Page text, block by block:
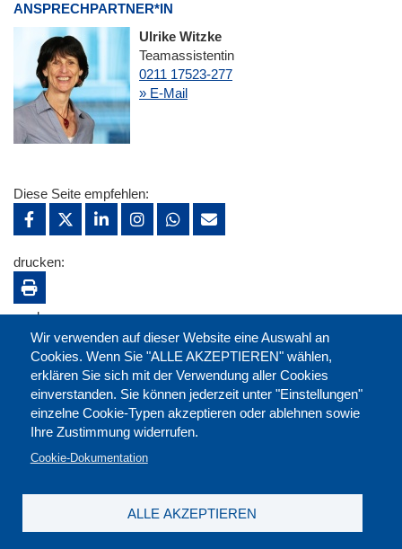
ANSPRECHPARTNER*IN
Ulrike Witzke
Teamassistentin
0211 17523-277
» E-Mail
Wir verwenden auf dieser Website eine Auswahl an
Cookies. Wenn Sie "ALLE AKZEPTIEREN" wählen,
erklären Sie sich mit der Verwendung aller Cookies
einverstanden. Sie können jederzeit unter "Einstellungen"
einzelne Cookie-Typen akzeptieren oder ablehnen sowie
Ihre Zustimmung widerrufen.
Cookie-Dokumentation
ALLE AKZEPTIEREN
Diese Seite empfehlen:
drucken:
merken: